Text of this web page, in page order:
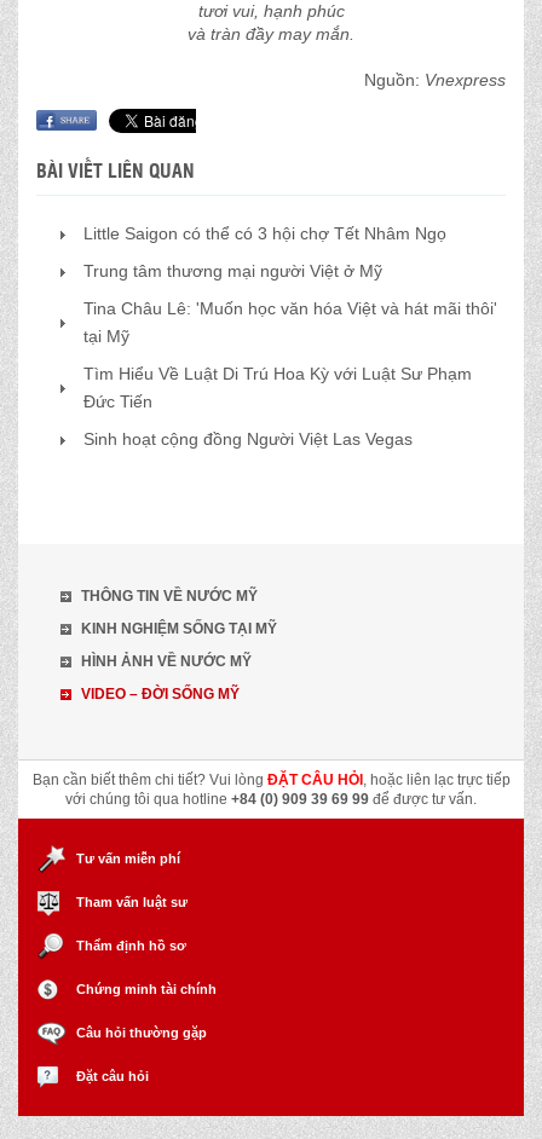
tươi vui, hạnh phúc
và tràn đầy may mắn.
Nguồn: Vnexpress
BÀI VIẾT LIÊN QUAN
Little Saigon có thể có 3 hội chợ Tết Nhâm Ngọ
Trung tâm thương mại người Việt ở Mỹ
Tina Châu Lê: 'Muốn học văn hóa Việt và hát mãi thôi'
tại Mỹ
Tìm Hiểu Về Luật Di Trú Hoa Kỳ với Luật Sư Phạm
Đức Tiến
Sinh hoạt cộng đồng Người Việt Las Vegas
THÔNG TIN VỀ NƯỚC MỸ
KINH NGHIỆM SỐNG TẠI MỸ
HÌNH ẢNH VỀ NƯỚC MỸ
VIDEO – ĐỜI SỐNG MỸ
Bạn cần biết thêm chi tiết? Vui lòng ĐẶT CÂU HỎI , hoặc liên lạc trực tiếp
với chúng tôi qua hotline +84 (0) 909 39 69 99 để được tư vấn.
Tư vấn miễn phí
Tham vấn luật sư
Thẩm định hồ sơ
Chứng minh tài chính
Câu hỏi thường gặp
Đặt câu hỏi